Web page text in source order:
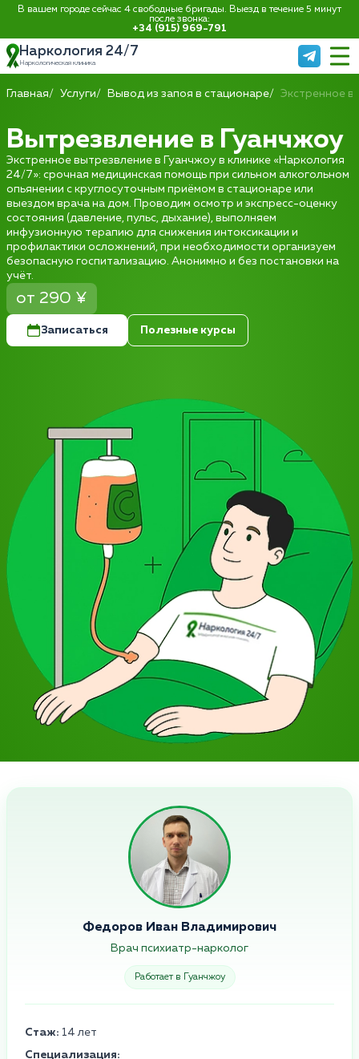
В вашем городе сейчас 4 свободные бригады. Выезд в течение 5 минут
после звонка:
+34 (915) 969-791
Наркология 24/7
Наркологическая клиника
Главная Услуги Вывод из запоя в стационаре Экстренное
Вытрезвление в Гуанчжоу
Экстренное вытрезвление в Гуанчжоу в клинике «Наркология
24/7»: срочная медицинская помощь при сильном алкогольном
опьянении с круглосуточным приёмом в стационаре или
выездом врача на дом. Проводим осмотр и экспресс-оценку
состояния (давление, пульс, дыхание), выполняем
инфузионную терапию для снижения интоксикации и
профилактики осложнений, при необходимости организуем
безопасную госпитализацию. Анонимно и без постановки на
учёт.
от 290 ¥
Записаться Полезные курсы
Федоров Иван Владимирович
Врач психиатр-нарколог
Работает в Гуанчжоу
Стаж: 14 лет
Специализация: